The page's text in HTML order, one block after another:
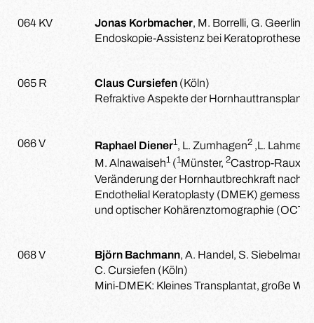
064 KV Jonas Korbmacher, M. Borrelli, G. Geerling
Endoskopie-Assistenz bei
065 R Claus Cursiefen (Köln)
Refraktive Aspekte der
066 V Raphael Diener1, L. Zumhagen2 ,L. Lahme
M. Alnawaiseh1(1Münster, 2Castrop-Rauxel)
Veränderung der Hornhautbrechkraft nach
Endothelial Keratoplasty (DMEK)
und optischer Kohärenztomographie (OCT)
068 V Björn Bachmann, A. Handel, S.
C. Cursiefen (Köln)
Mini-DMEK: Kleines Transplantat, große